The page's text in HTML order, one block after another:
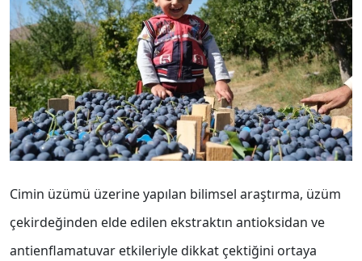
Cimin üzümü üzerine yapılan bilimsel araştırma, üzüm
çekirdeğinden elde edilen ekstraktın antioksidan ve
antienflamatuvar etkileriyle dikkat çektiğini ortaya